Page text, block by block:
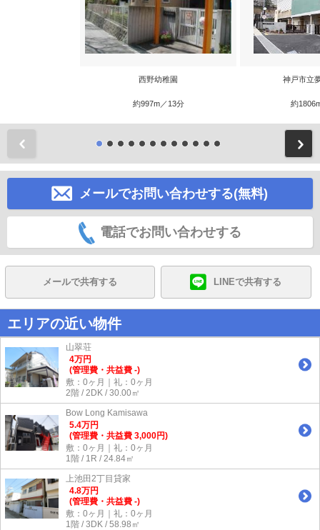
西野幼稚園
約997m／13分
神戸市立
約
メールでお問い合わせする(無料)
電話でお問い合わせする
メールで共有する LINEで共有する
エリアの近い物件
山翠荘
4万円
(管理費・共益費 -)
敷：0ヶ月｜礼：0ヶ月
2階 / 2DK / 30.00㎡
Bow Long Kamisawa
5.4万円
(管理費・共益費 3,000円)
敷：0ヶ月｜礼：0ヶ月
1階 / 1R / 24.84㎡
上池田2丁目貸家
4.8万円
(管理費・共益費 -)
敷：0ヶ月｜礼：0ヶ月
1階 / 3DK / 58.98㎡